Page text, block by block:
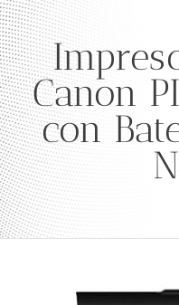
Canon
con